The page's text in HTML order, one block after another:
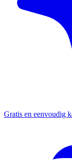
Gratis en eenvoudig